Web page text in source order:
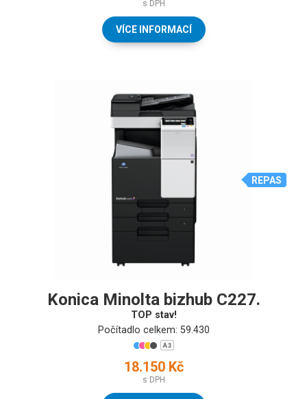
s DPH
VÍCE INFORMACÍ
REPAS
Konica Minolta bizhub C227.
TOP stav!
Počítadlo celkem: 59.430
18.150 Kč
s DPH